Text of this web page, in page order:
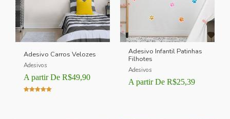
Adesivo Carros Velozes
Adesivos
A partir De R$49,90
Adesivo Infantil Patinhas
Filhotes
Adesivos
A partir De R$25,39